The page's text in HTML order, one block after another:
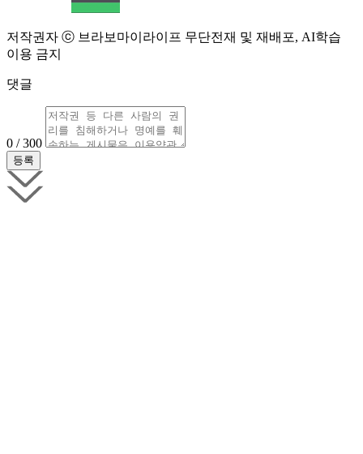
저작권자 ⓒ 브라보마이라이프 무단전재 및 재배포, AI학습
이용 금지
댓글
0 / 300